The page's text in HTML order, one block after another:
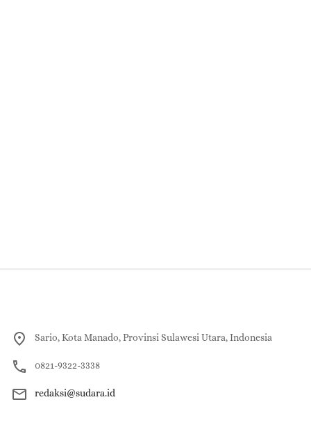
Sario, Kota Manado, Provinsi Sulawesi Utara, Indonesia
0821-9322-3338
redaksi@sudara.id